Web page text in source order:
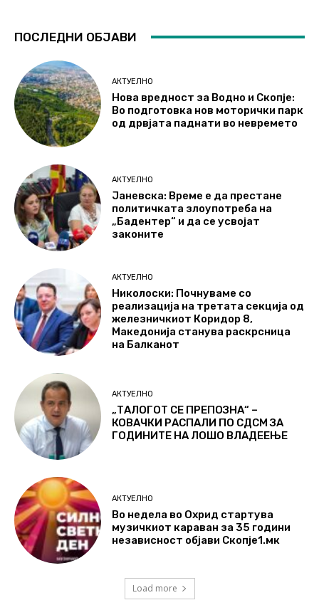
ПОСЛЕДНИ ОБЈАВИ
АКТУЕЛНО
Нова вредност за Водно и Скопје:
Во подготовка нов моторички парк
од дрвјата паднати во невремето
АКТУЕЛНО
Јаневска: Време е да престане
политичката злоупотреба на
„Бадентер“ и да се усвојат
законите
АКТУЕЛНО
Николоски: Почнуваме со
реализација на третата секција од
железничкиот Коридор 8,
Македонија станува раскрсница
на Балканот
АКТУЕЛНО
„ТАЛОГОТ СЕ ПРЕПОЗНА“ –
КОВАЧКИ РАСПАЛИ ПО СДСМ ЗА
ГОДИНИТЕ НА ЛОШО ВЛАДЕЕЊЕ
АКТУЕЛНО
Во недела во Охрид стартува
музичкиот караван за 35 години
независност објави Скопје1.мк
Load more